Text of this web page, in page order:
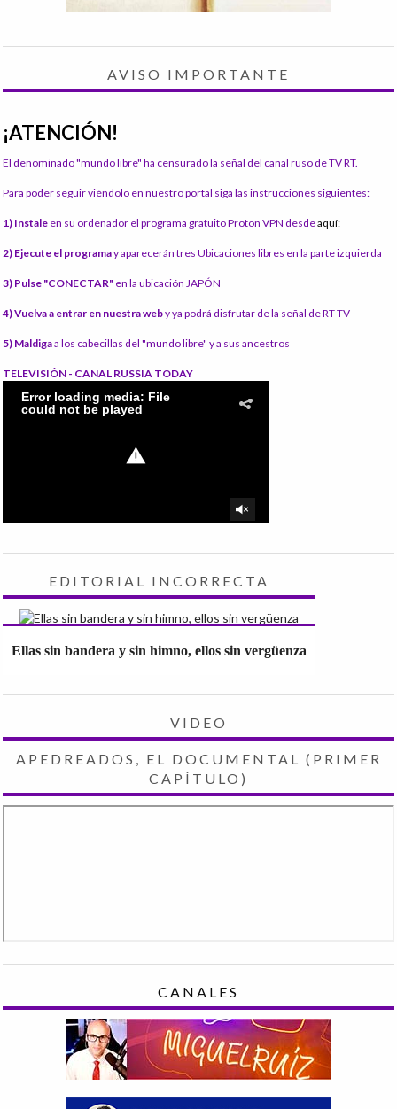
AVISO IMPORTANTE
¡ATENCIÓN!
El denominado "mundo libre" ha censurado la señal del canal ruso de TV RT.
Para poder seguir viéndolo en nuestro portal siga las instrucciones siguientes:
1) Instale en su ordenador el programa gratuito Proton VPN desdeaquí:
2) Ejecute el programay aparecerán tres Ubicaciones libres en la parte izquierda
3) Pulse "CONECTAR" en la ubicación JAPÓN
4) Vuelva a entrar en nuestra weby ya podrá disfrutar de la señal de RT TV
5) Maldigaa los cabecillas del "mundo libre" y a sus ancestros
TELEVISIÓN - CANAL RUSSIA TODAY
EDITORIAL INCORRECTA
Ellas sin bandera y sin himno, ellos sin vergüenza
VIDEO
APEDREADOS, EL DOCUMENTAL (PRIMER
CAPÍTULO)
CANALES